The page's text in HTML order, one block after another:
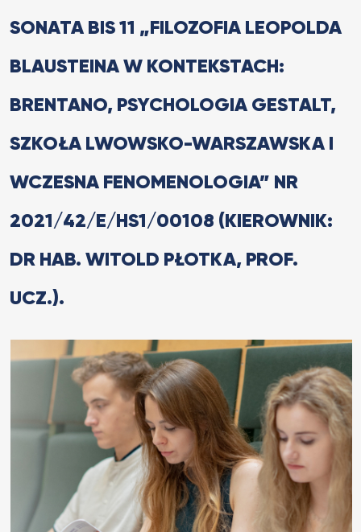
SONATA BIS 11 „FILOZOFIA LEOPOLDA
BLAUSTEINA W KONTEKSTACH:
BRENTANO, PSYCHOLOGIA GESTALT,
SZKOŁA LWOWSKO-WARSZAWSKA I
WCZESNA FENOMENOLOGIA” NR
2021/42/E/HS1/00108 (KIEROWNIK:
DR HAB. WITOLD PŁOTKA, PROF.
UCZ.).